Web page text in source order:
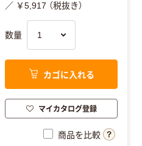
／ ￥5,917 （税抜き）
数量
カゴに入れる
マイカタログ登録
商品を比較